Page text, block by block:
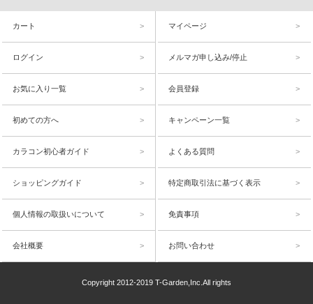
カート マイページ
ログイン メルマガ申し込み/停止
お気に入り一覧 会員登録
初めての方へ キャンペーン一覧
カラコン初心者ガイド よくある質問
ショッピングガイド 特定商取引法に基づく表示
個人情報の取扱いについて 免責事項
会社概要 お問い合わせ
Copyright 2012-2019 T-Garden,Inc.All rights